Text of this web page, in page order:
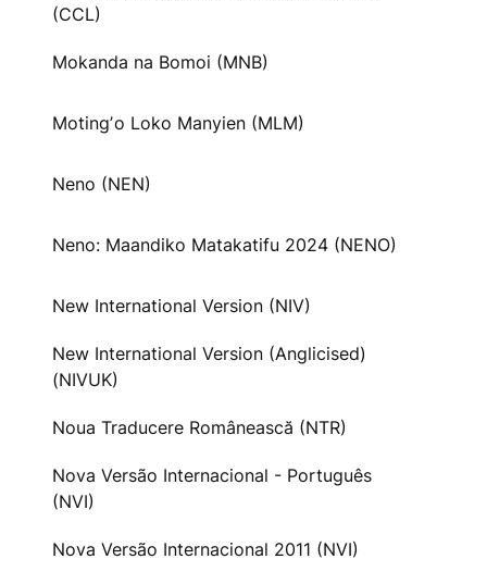
(CCL)
Mokanda na Bomoi (MNB)
Motingʼo Loko Manyien (MLM)
Neno (NEN)
Neno: Maandiko Matakatifu 2024 (NENO)
New International Version (NIV)
New International Version (Anglicised)
(NIVUK)
Noua Traducere Românească (NTR)
Nova Versão Internacional - Português
(NVI)
Nova Versão Internacional 2011 (NVI)